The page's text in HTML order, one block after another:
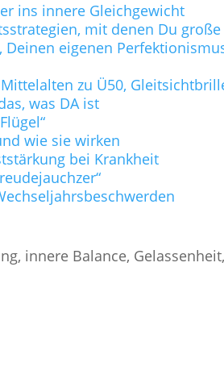
ins innere Gleichgewicht
mit denen Du
eigenen
zu Ü50,
was DA ist
wie sie wirken
bei Krankheit
innere Balance,